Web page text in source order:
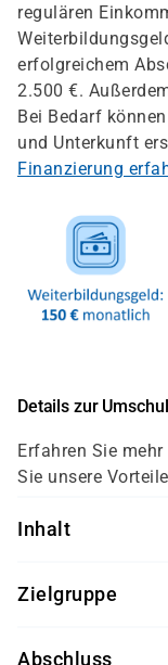
regulären
erfolgreichem
2.500 €.
Bei Bedarf
und Unterkunft
Finanzierung
Details zur
Erfahren Sie
Sie unsere
Inhalt
Fachrichtung
Zielgruppe
Arbeitssuchende
Abschluss